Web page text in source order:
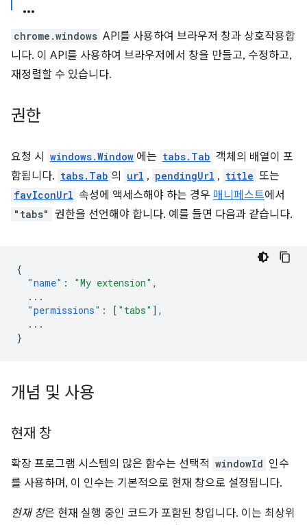
chrome.windows API를 사용하여 브라우저 창과 상호작용합
니다. 이 API를 사용하여 브라우저에서 창을 만들고, 수정하고,
재정렬할 수 있습니다.
권한
요청 시 windows.Window 에는 tabs.Tab 객체의 배열이 포
함됩니다. tabs.Tab 의 url , pendingUrl , title 또는
favIconUrl 속성에 액세스해야 하는 경우 매니페스트에서
"tabs" 권한을 선언해야 합니다. 예를 들면 다음과 같습니다.
{
"name" : "My extension" ,
...
"permissions" : [ "tabs" ],
...
}
개념 및 사용
현재 창
확장 프로그램 시스템의 많은 함수는 선택적 windowId 인수
를 사용하며, 이 인수는 기본적으로 현재 창으로 설정됩니다.
현재 창은 현재 실행 중인 코드가 포함된 창입니다. 이는 최상위